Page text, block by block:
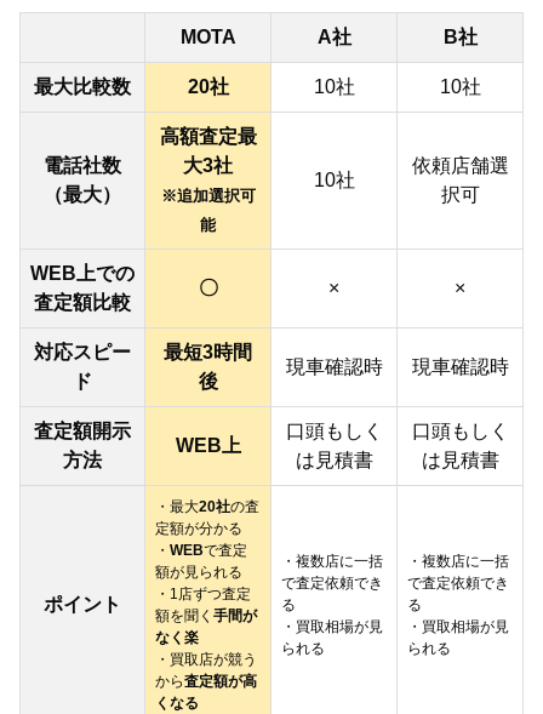
MOTA A社 B社
最大比較数 20社 10社 10社
電話社数
（最大）
高額査定最
大3社
※追加選択可
能
10社
依頼店舗選
択可
WEB上での
査定額比較
〇 × ×
対応スピー
ド
最短3時間
後
現車確認時 現車確認時
査定額開示
方法
WEB上
口頭もしく
は見積書
口頭もしく
は見積書
ポイント
・最大20社の査
定額が分かる
・ WEBで査定
額が見られる
・1店ずつ査定
額を聞く 手間が
なく楽
・買取店が競う
から査定額が高
くなる
・複数店に一括
で査定依頼でき
る
・買取相場が見
られる
・複数店に一括
で査定依頼でき
る
・買取相場が見
られる